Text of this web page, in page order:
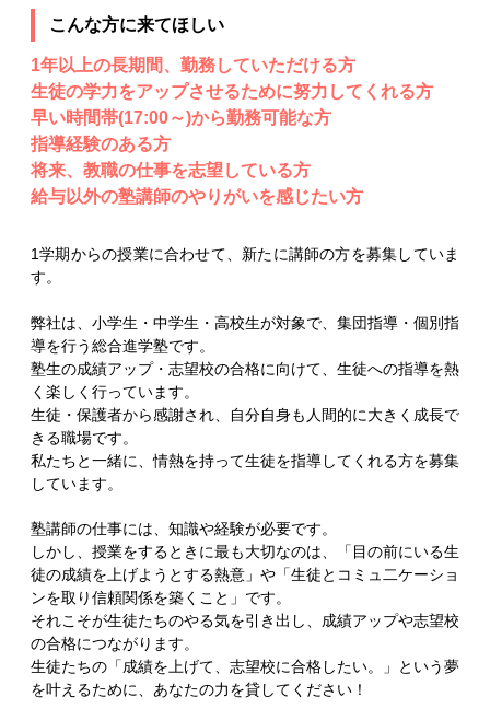
こんな方に来てほしい
1年以上の長期間、勤務していただける方
生徒の学力をアップさせるために努力してくれる方
早い時間帯(17:00～)から勤務可能な方
指導経験のある方
将来、教職の仕事を志望している方
給与以外の塾講師のやりがいを感じたい方
1学期からの授業に合わせて、新たに講師の方を募集していま
す。
弊社は、小学生・中学生・高校生が対象で、集団指導・個別指
導を行う総合進学塾です。
塾生の成績アップ・志望校の合格に向けて、生徒への指導を熱
く楽しく行っています。
生徒・保護者から感謝され、自分自身も人間的に大きく成長で
きる職場です。
私たちと一緒に、情熱を持って生徒を指導してくれる方を募集
しています。
塾講師の仕事には、知識や経験が必要です。
しかし、授業をするときに最も大切なのは、「目の前にいる生
徒の成績を上げようとする熱意」や「生徒とコミュ二ケーショ
ンを取り信頼関係を築くこと」です。
それこそが生徒たちのやる気を引き出し、成績アップや志望校
の合格につながります。
生徒たちの「成績を上げて、志望校に合格したい。」という夢
を叶えるために、あなたの力を貸してください！